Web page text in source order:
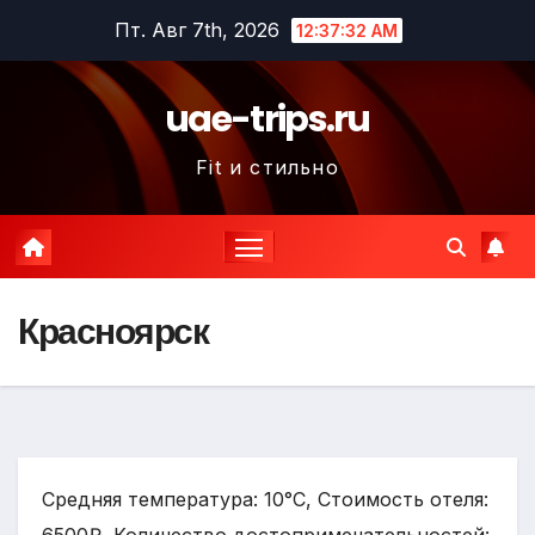
содержимому
Пт. Авг 7th, 2026 12:37:33 AM
uae-trips.ru
Fit и стильно
Красноярск
Средняя температура: 10°C, Стоимость отеля: